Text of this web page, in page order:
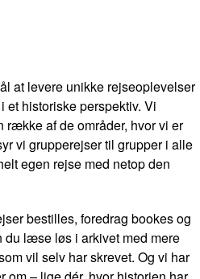
at levere unikke rejseoplevelser
et historiske perspektiv. Vi
række af de områder, hvor vi er
vi grupperejser til grupper i alle
egen rejse med netop den
bestilles, foredrag bookes og
du læse løs i arkivet med mere
vil selv har skrevet. Og vi har